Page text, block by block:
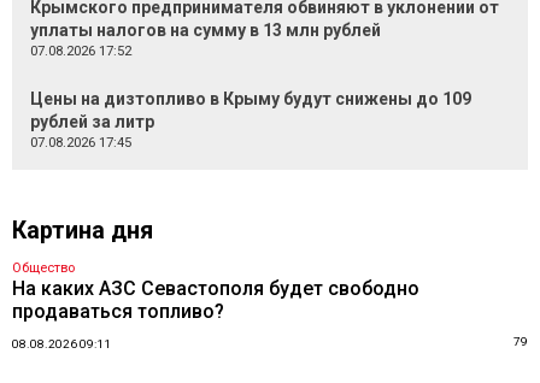
Крымского предпринимателя обвиняют в уклонении от
уплаты налогов на сумму в 13 млн рублей
07.08.2026 17:52
Цены на дизтопливо в Крыму будут снижены до 109
рублей за литр
07.08.2026 17:45
Картина дня
Общество
На каких АЗС Севастополя будет свободно
продаваться топливо?
08.08.2026 09:11 79